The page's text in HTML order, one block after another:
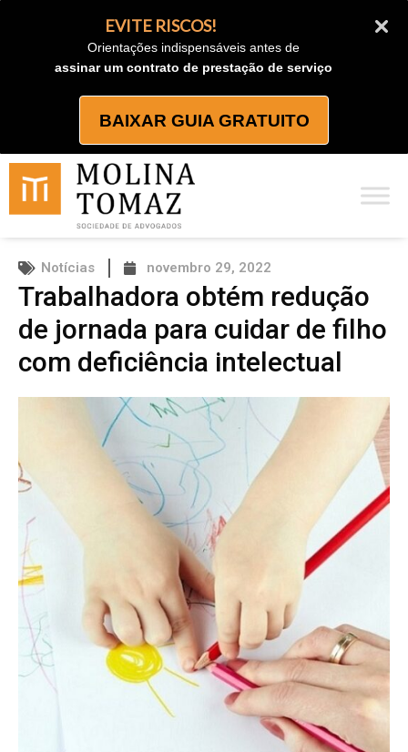
EVITE RISCOS!
Orientações indispensáveis antes de
assinar um contrato de prestação de serviço
BAIXAR GUIA GRATUITO
Notícias novembro 29, 2022
Trabalhadora obtém redução
de jornada para cuidar de filho
com deficiência intelectual